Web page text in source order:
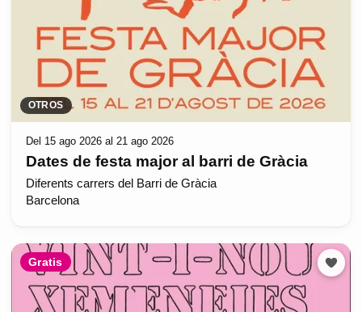
OTROS
Del 15 ago 2026 al 21 ago 2026
Dates de festa major al barri de Gràcia
Diferents carrers del Barri de Gràcia
Barcelona
Gratis